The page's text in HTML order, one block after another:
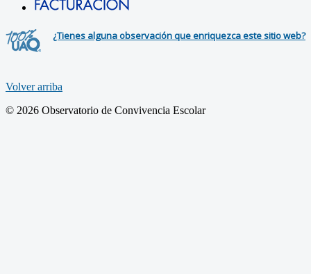
¿Tienes alguna observación que enriquezca este sitio web?
Volver arriba
© 2026 Observatorio de Convivencia Escolar